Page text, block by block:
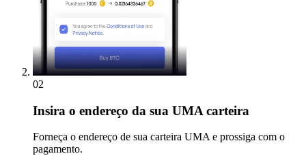
02
Insira o endereço da sua UMA carteira
Forneça o endereço de sua carteira UMA e prossiga com o
pagamento.